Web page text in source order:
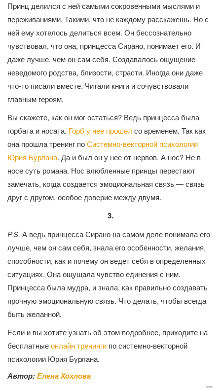
Принц делился с ней самыми сокровенными мыслями и
переживаниями. Такими, что не каждому расскажешь. Но с
ней ему хотелось делиться всем. Он бессознательно
чувствовал, что она, принцесса Сирано, понимает его. И
даже лучше, чем он сам себя. Создавалось ощущение
неведомого родства, близости, страсти. Иногда они даже
что-то писали вместе. Читали книги и сочувствовали
главным героям.
Вы скажете, как он мог остаться? Ведь принцесса была
горбата и носата. Горб у нее прошел со временем. Так как
она прошла тренинг поСистемно-векторной психологии
Юрия Бурлана. Да и был он у нее от нервов. А нос? Не в
носе суть романа. Нос влюбленные принцы перестают
замечать, когда создается эмоциональная связь — связь
друг с другом, особое доверие между двумя.
3.
P.S. А ведь принцесса Сирано на самом деле понимала его
лучше, чем он сам себя, знала его особенности, желания,
способности, как и почему он ведет себя в определенных
ситуациях. Она ощущала чувство единения с ним.
Принцесса была мудра, и знала, как правильно создавать
прочную эмоциональную связь. Что делать, чтобы всегда
быть желанной.
Если и вы хотите узнать об этом подробнее, приходите на
бесплатныеонлайн тренинги по системно-векторной
психологии Юрия Бурлана.
Автор:Елена Хохлова